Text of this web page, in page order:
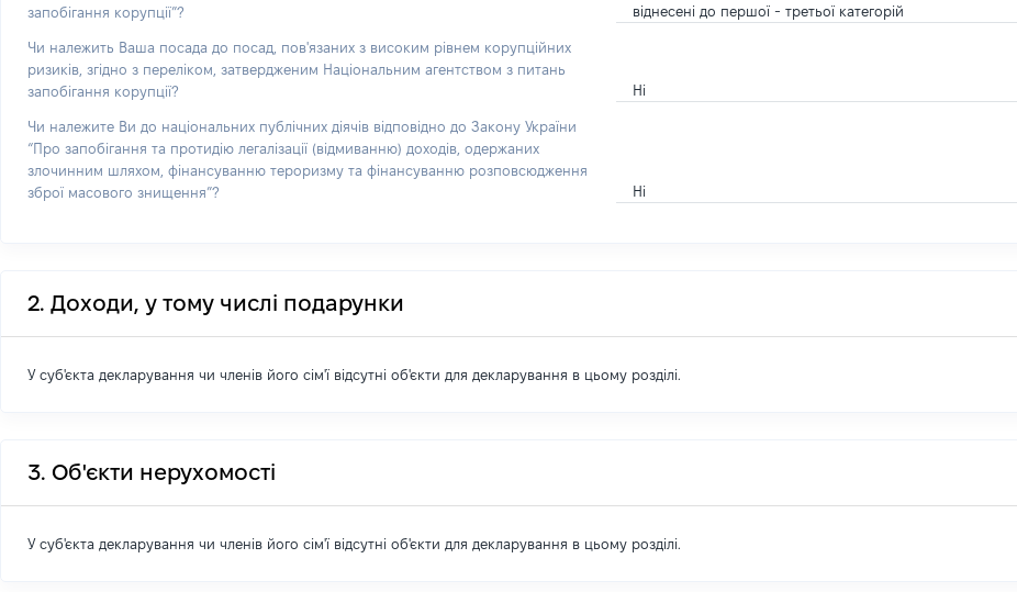
запобігання корупції”?
віднесені до першої - третьої категорій
Чи належить Ваша посада до посад, пов'язаних з високим рівнем корупційних
ризиків, згідно з переліком, затвердженим Національним агентством з питань
запобігання корупції?
Ні
Чи належите Ви до національних публічних діячів відповідно до Закону України
“Про запобігання та протидію легалізації (відмиванню) доходів, одержаних
злочинним шляхом, фінансуванню тероризму та фінансуванню розповсюдження
зброї масового знищення”?
Ні
2. Доходи, у тому числі подарунки
У суб'єкта декларування чи членів його сім'ї відсутні об'єкти для декларування в цьому розділі.
3. Об'єкти нерухомості
У суб'єкта декларування чи членів його сім'ї відсутні об'єкти для декларування в цьому розділі.